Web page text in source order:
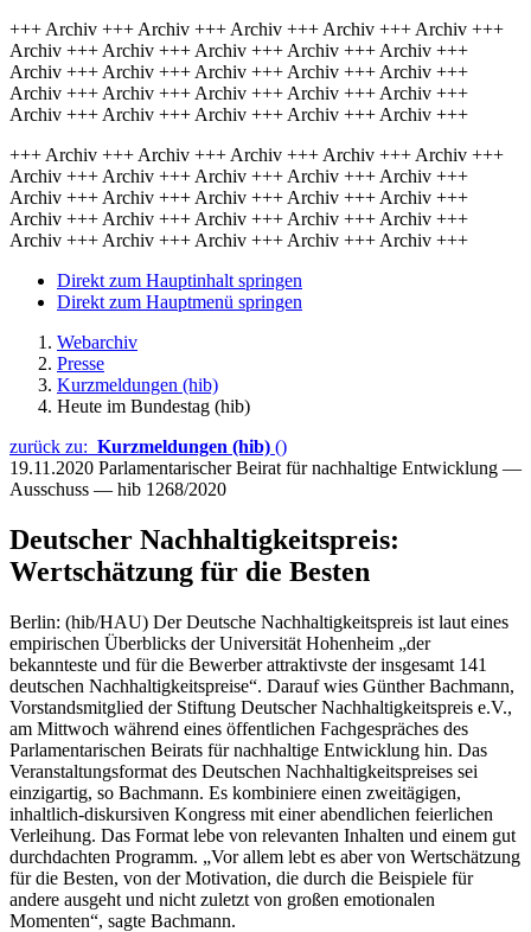
+++ Archiv +++ Archiv +++ Archiv +++ Archiv +++ Archiv +++
Archiv +++ Archiv +++ Archiv +++ Archiv +++ Archiv +++
Archiv +++ Archiv +++ Archiv +++ Archiv +++ Archiv +++
Archiv +++ Archiv +++ Archiv +++ Archiv +++ Archiv +++
Archiv +++ Archiv +++ Archiv +++ Archiv +++ Archiv +++
+++ Archiv +++ Archiv +++ Archiv +++ Archiv +++ Archiv +++
Archiv +++ Archiv +++ Archiv +++ Archiv +++ Archiv +++
Archiv +++ Archiv +++ Archiv +++ Archiv +++ Archiv +++
Archiv +++ Archiv +++ Archiv +++ Archiv +++ Archiv +++
Archiv +++ Archiv +++ Archiv +++ Archiv +++ Archiv +++
Direkt zum Hauptinhalt springen
Direkt zum Hauptmenü springen
Webarchiv
Presse
Kurzmeldungen (hib)
Heute im Bundestag (hib)
zurück zu: Kurzmeldungen (hib) ()
19.11.2020 Parlamentarischer Beirat für nachhaltige Entwicklung —
Ausschuss — hib 1268/2020
Deutscher Nachhaltigkeitspreis:
Wertschätzung für die Besten
Berlin: (hib/HAU) Der Deutsche Nachhaltigkeitspreis ist laut eines
empirischen Überblicks der Universität Hohenheim „der
bekannteste und für die Bewerber attraktivste der insgesamt 141
deutschen Nachhaltigkeitspreise“. Darauf wies Günther Bachmann,
Vorstandsmitglied der Stiftung Deutscher Nachhaltigkeitspreis e.V.,
am Mittwoch während eines öffentlichen Fachgespräches des
Parlamentarischen Beirats für nachhaltige Entwicklung hin. Das
Veranstaltungsformat des Deutschen Nachhaltigkeitspreises sei
einzigartig, so Bachmann. Es kombiniere einen zweitägigen,
inhaltlich-diskursiven Kongress mit einer abendlichen feierlichen
Verleihung. Das Format lebe von relevanten Inhalten und einem gut
durchdachten Programm. „Vor allem lebt es aber von Wertschätzung
für die Besten, von der Motivation, die durch die Beispiele für
andere ausgeht und nicht zuletzt von großen emotionalen
Momenten“, sagte Bachmann.